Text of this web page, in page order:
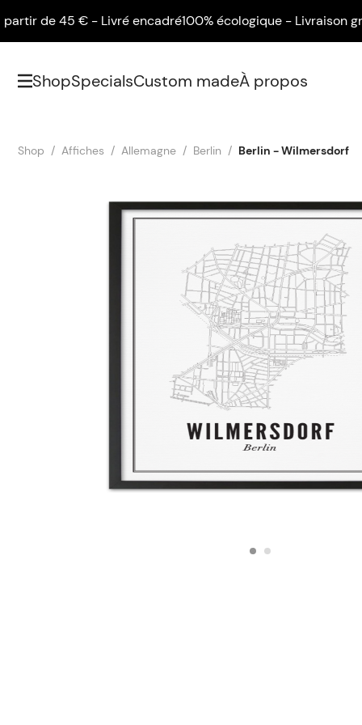
de 45 € - Livré encadré100% écologique - Livraison
ShopSpecialsCustom madeÀ propos
Shop Affiches Allemagne Berlin Berlin - Wilmersdorf